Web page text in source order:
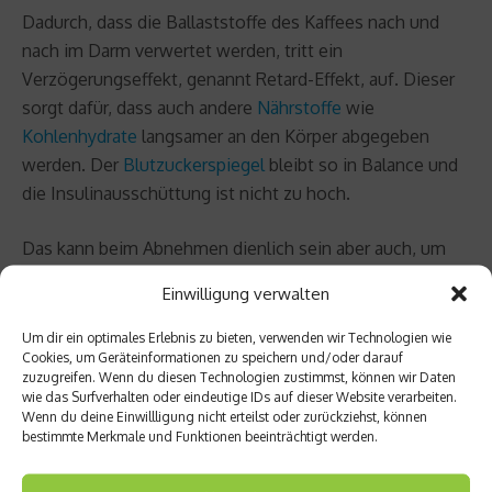
Einwilligung verwalten
Um dir ein optimales Erlebnis zu bieten, verwenden wir Technologien wie
Cookies, um Geräteinformationen zu speichern und/oder darauf
zuzugreifen. Wenn du diesen Technologien zustimmst, können wir Daten
wie das Surfverhalten oder eindeutige IDs auf dieser Website verarbeiten.
Wenn du deine Einwillligung nicht erteilst oder zurückziehst, können
bestimmte Merkmale und Funktionen beeinträchtigt werden.
Dadurch, dass die Ballaststoffe des Kaffees nach und
nach im Darm verwertet werden, tritt ein
Verzögerungseffekt, genannt Retard-Effekt, auf. Dieser
sorgt dafür, dass auch andere Nährstoffe wie
Kohlenhydrate langsamer an den Körper abgegeben
werden. Der Blutzuckerspiegel bleibt so in Balance und
die Insulinausschüttung ist nicht zu hoch.
Das kann beim Abnehmen dienlich sein aber auch, um
mindern. Der gesamte Ballaststoffbedarf lässt sich aber
nicht über Kaffee decken. Damit der Retardeffekts
merklich wirkt, sollte man mindestens 30 g Ballaststoffe
am Tag zu sich nehmen. Umgerechnet wären das 4,6
Liter Espresso oder 6,3 Liter Filterkaffee.
Eine ballaststoffreiche Ernährung mit viel Obst, Vollkorn